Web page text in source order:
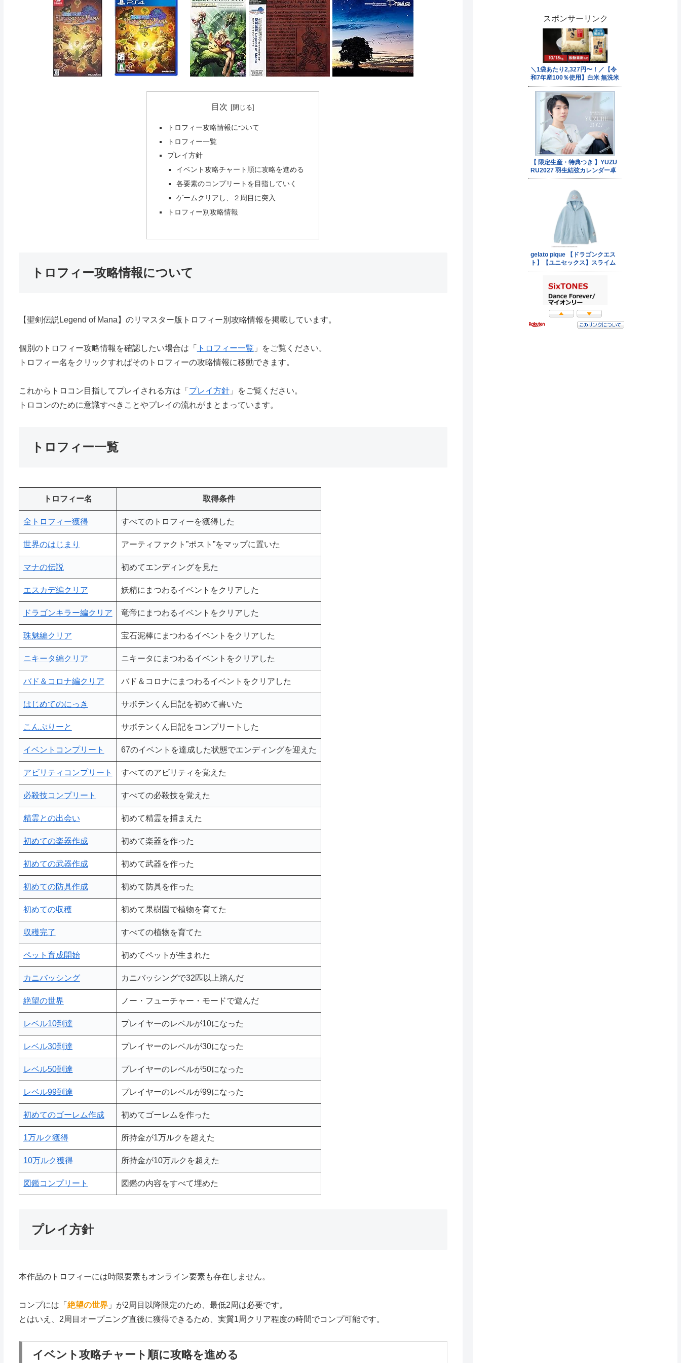
目次
トロフィー攻略情報について
トロフィー一覧
プレイ方針
イベント攻略チャート順に攻略を進める
各要素のコンプリートを目指していく
ゲームクリアし、２周目に突入
トロフィー別攻略情報
トロフィー攻略情報について
【聖剣伝説Legend of Mana】のリマスター版トロフィー別攻略情報を掲載しています。
個別のトロフィー攻略情報を確認したい場合は「 トロフィー一覧 」をご覧ください。
トロフィー名をクリックすればそのトロフィーの攻略情報に移動できます。
これからトロコン目指してプレイされる方は「 プレイ方針」をご覧ください。
トロコンのために意識すべきことやプレイの流れがまとまっています。
トロフィー一覧
トロフィー名 取得条件
全トロフィー獲得 すべてのトロフィーを獲得した
世界のはじまり アーティファクト”ポスト”をマップに置いた
マナの伝説 初めてエンディングを見た
エスカデ編クリア 妖精にまつわるイベントをクリアした
ドラゴンキラー編クリア 竜帝にまつわるイベントをクリアした
珠魅編クリア 宝石泥棒にまつわるイベントをクリアした
ニキータ編クリア ニキータにまつわるイベントをクリアした
バド＆コロナ編クリア バド＆コロナにまつわるイベントをクリアした
はじめてのにっき サボテンくん日記を初めて書いた
こんぷりーと サボテンくん日記をコンプリートした
イベントコンプリート 67のイベントを達成した状態でエンディングを迎えた
アビリティコンプリート すべてのアビリティを覚えた
必殺技コンプリート すべての必殺技を覚えた
精霊との出会い 初めて精霊を捕まえた
初めての楽器作成 初めて楽器を作った
初めての武器作成 初めて武器を作った
初めての防具作成 初めて防具を作った
初めての収穫 初めて果樹園で植物を育てた
収穫完了 すべての植物を育てた
ペット育成開始 初めてペットが生まれた
カニバッシング カニバッシングで32匹以上踏んだ
絶望の世界 ノー・フューチャー・モードで遊んだ
レベル10到達 プレイヤーのレベルが10になった
レベル30到達 プレイヤーのレベルが30になった
レベル50到達 プレイヤーのレベルが50になった
レベル99到達 プレイヤーのレベルが99になった
初めてのゴーレム作成 初めてゴーレムを作った
1万ルク獲得 所持金が1万ルクを超えた
10万ルク獲得 所持金が10万ルクを超えた
図鑑コンプリート 図鑑の内容をすべて埋めた
プレイ方針
本作品のトロフィーには時限要素もオンライン要素も存在しません。
コンプには「 絶望の世界」が2周目以降限定のため、最低2周は必要です。
とはいえ、2周目オープニング直後に獲得できるため、実質1周クリア程度の時間でコンプ可能です。
イベント攻略チャート順に攻略を進める
スポンサーリンク